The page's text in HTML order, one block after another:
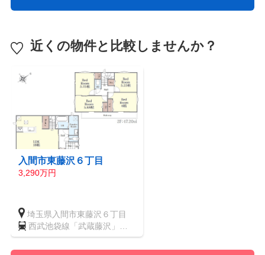
近くの物件と比較しませんか？
入間市東藤沢６丁目
3,290万円
埼玉県入間市東藤沢６丁目
西武池袋線「武蔵藤沢」
駅 徒歩9分